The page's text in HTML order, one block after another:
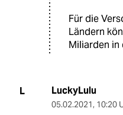
Für die
Ländern
Miliarden in
L LuckyLulu
05.02.2021, 10:20